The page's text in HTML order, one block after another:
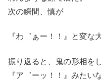
次の瞬間、慎が
『わ゛ぁー！！』と変な
振り返ると、鬼の形相を
『ア゛ーッ！！』みたい